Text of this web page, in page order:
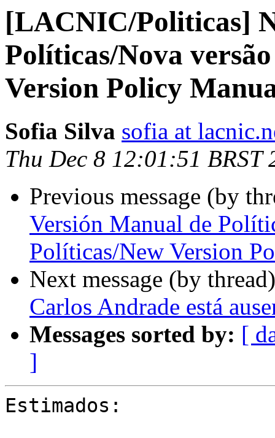
[LACNIC/Politicas]
Políticas/Nova
Version Policy
Sofia Silva sofia at
Thu Dec 8 12:01:51 BRST
Previous message (by
Versión Manual de
Políticas/New Version
Next message (by
Carlos Andrade está
Messages sorted by: [
]
Estimados: